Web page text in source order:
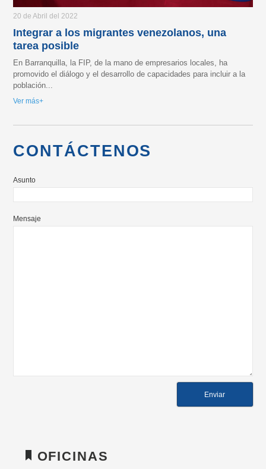
20 de Abril del 2022
Integrar a los migrantes venezolanos, una
tarea posible
En Barranquilla, la FIP, de la mano de empresarios locales, ha
promovido el diálogo y el desarrollo de capacidades para incluir a la
población...
Ver más
CONTÁCTENOS
Asunto
Mensaje
OFICINAS